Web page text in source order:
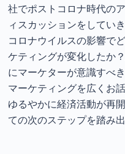
社でポストコロナ時代の
ィスカッションをしていき
コロナウイルスの影響で
ケティングが変化したか
にマーケターが意識すべ
マーケティングを広くお話
ゆるやかに経済活動が再
ての次のステップを踏み